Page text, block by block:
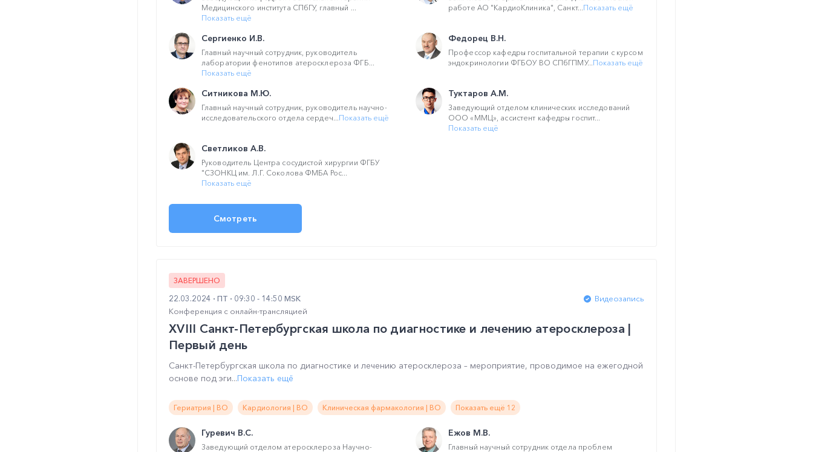
Медицинского института СПбГУ, главный ...
Показать ещё
работе АО "КардиоКлиника", Санкт...Показать ещё
Сергиенко И.В.
Главный научный сотрудник, руководитель
лаборатории фенотипов атеросклероза ФГБ...
Показать ещё
Федорец В.Н.
Профессор кафедры госпитальной терапии с курсом
эндокринологии ФГБОУ ВО СПбГПМУ...Показать ещё
Ситникова М.Ю.
Главный научный сотрудник, руководитель научно-
исследовательского отдела сердеч...Показать ещё
Туктаров А.М.
Заведующий отделом клинических исследований
ООО «ММЦ», ассистент кафедры госпит...
Показать ещё
Светликов А.В.
Руководитель Центра сосудистой хирургии ФГБУ
"СЗОНКЦ им. Л.Г. Соколова ФМБА Рос...
Показать ещё
Смотреть
ЗАВЕРШЕНО
22.03.2024 ПТ 09:30 - 14:50 MSK
Видеозапись
Конференция с онлайн-трансляцией
XVIII Санкт-Петербургская школа по диагностике и лечению атеросклероза |
Первый день
Санкт-Петербургская школа по диагностике и лечению атеросклероза – мероприятие, проводимое на ежегодной
основе под эги...Показать ещё
Гериатрия | ВО Кардиология | ВО Клиническая фармакология | ВО Показать ещё 12
Гуревич В.С.
Заведующий отделом атеросклероза Научно-
Ежов М.В.
Главный научный сотрудник отдела проблем